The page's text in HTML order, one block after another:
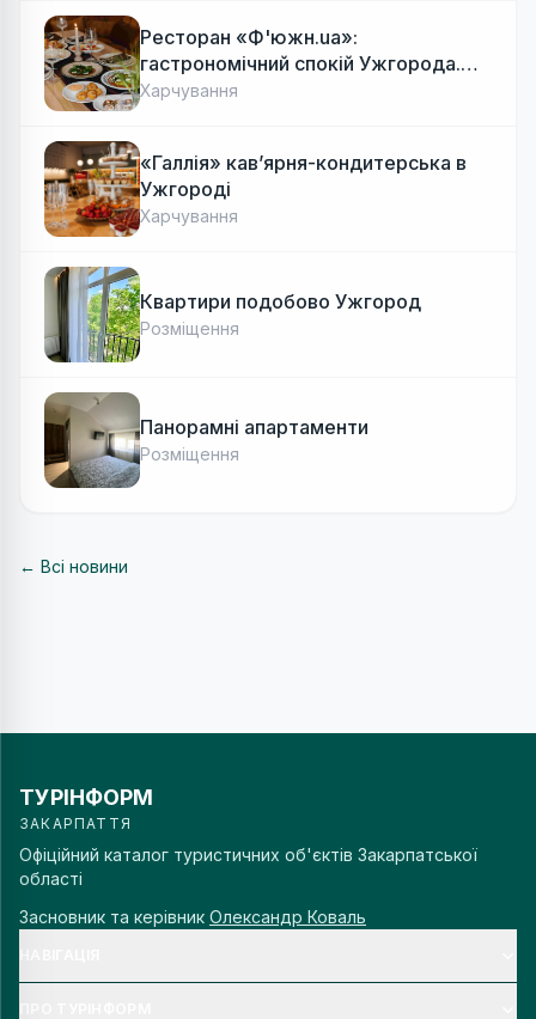
Ресторан «Ф'южн.ua»:
гастрономічний спокій Ужгорода.
Авторська локальна кухня, затишок
Харчування
«Галлія» кав’ярня-кондитерська в
Ужгороді
Харчування
Квартири подобово Ужгород
Розміщення
Панорамні апартаменти
Розміщення
← Всі новини
ТУРІНФОРМ
ЗАКАРПАТТЯ
Офіційний каталог туристичних об'єктів Закарпатської
області
Засновник та керівник Олександр Коваль